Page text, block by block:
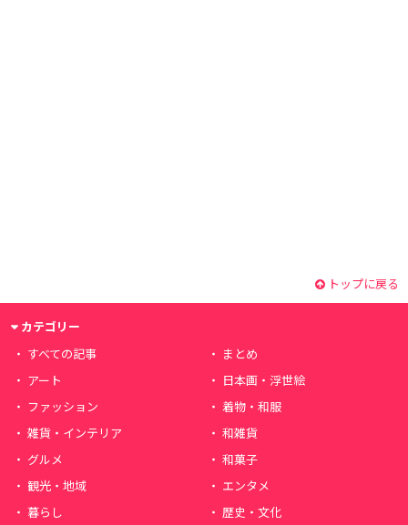
トップに戻る
カテゴリー
すべての記事
まとめ
アート
日本画・浮世絵
ファッション
着物・和服
雑貨・インテリア
和雑貨
グルメ
和菓子
観光・地域
エンタメ
暮らし
歴史・文化